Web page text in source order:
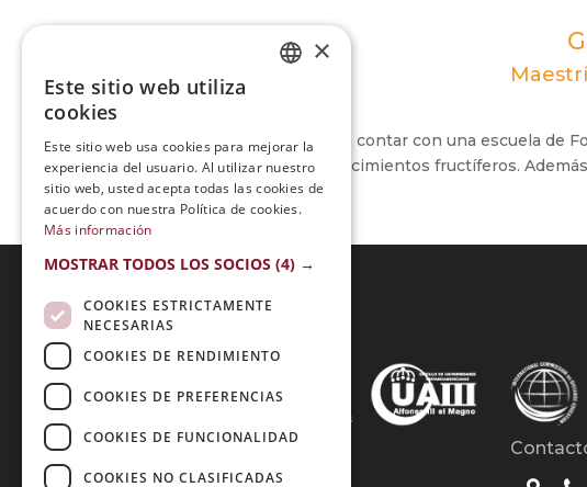
Simplemente contenta, de contar con una escuela de
adquirir conocimientos fructíferos.
Acreditaciones:
Métodos de Pago:
×
Este sitio web utiliza
cookies
Este sitio web usa cookies para mejorar la
experiencia del usuario. Al utilizar nuestro
sitio web, usted acepta todas las cookies de
acuerdo con nuestra Política de cookies.
Más información
MOSTRAR TODOS LOS SOCIOS (4) →
COOKIES ESTRICTAMENTE
NECESARIAS
COOKIES DE RENDIMIENTO
COOKIES DE PREFERENCIAS
COOKIES DE FUNCIONALIDAD
COOKIES NO CLASIFICADAS